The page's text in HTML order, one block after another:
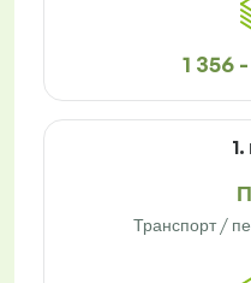
1 356
Транспорт /